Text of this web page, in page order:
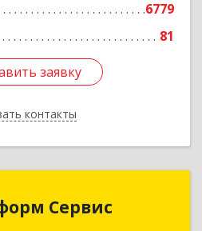
6779
81
заявку
контакты
заявку
Назад
Сервис
Информ Сервис